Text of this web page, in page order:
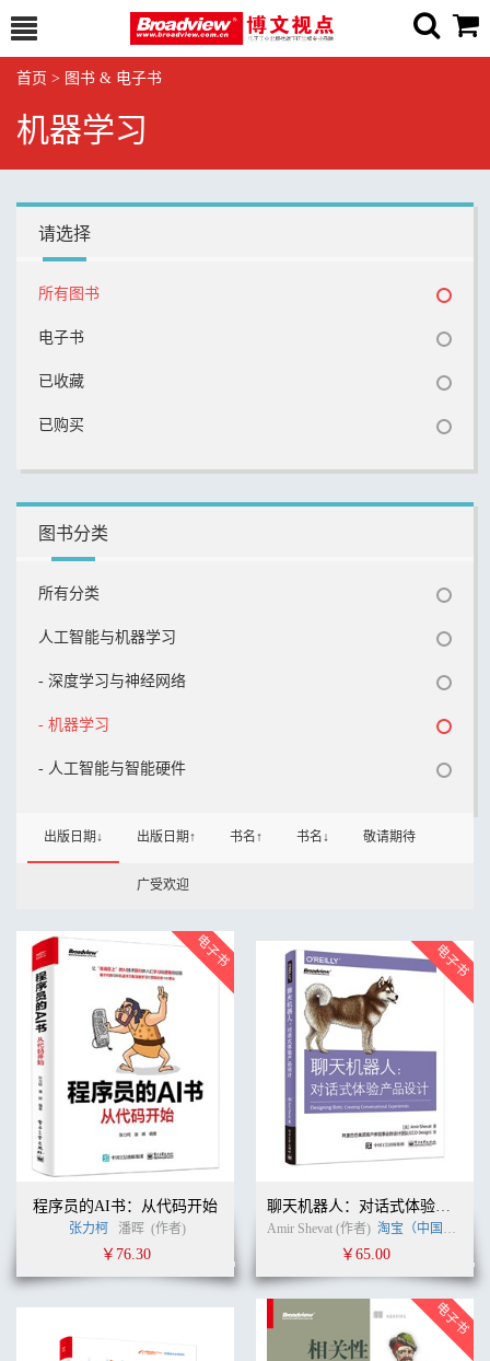
首页 > 图书 & 电子书
机器学习
请选择
所有图书
电子书
已收藏
已购买
图书分类
所有分类
人工智能与机器学习
- 深度学习与神经网络
- 机器学习
- 人工智能与智能硬件
出版日期↓ 出版日期↑ 书名↑ 书名↓ 敬请期待
广受欢迎
程序员的AI书：从代码开始
张力柯 潘晖 (作者)
￥76.30
聊天机器人：对话式体验产品设计
Amir Shevat (作者) 淘宝（中国）软件有限公司
￥65.00